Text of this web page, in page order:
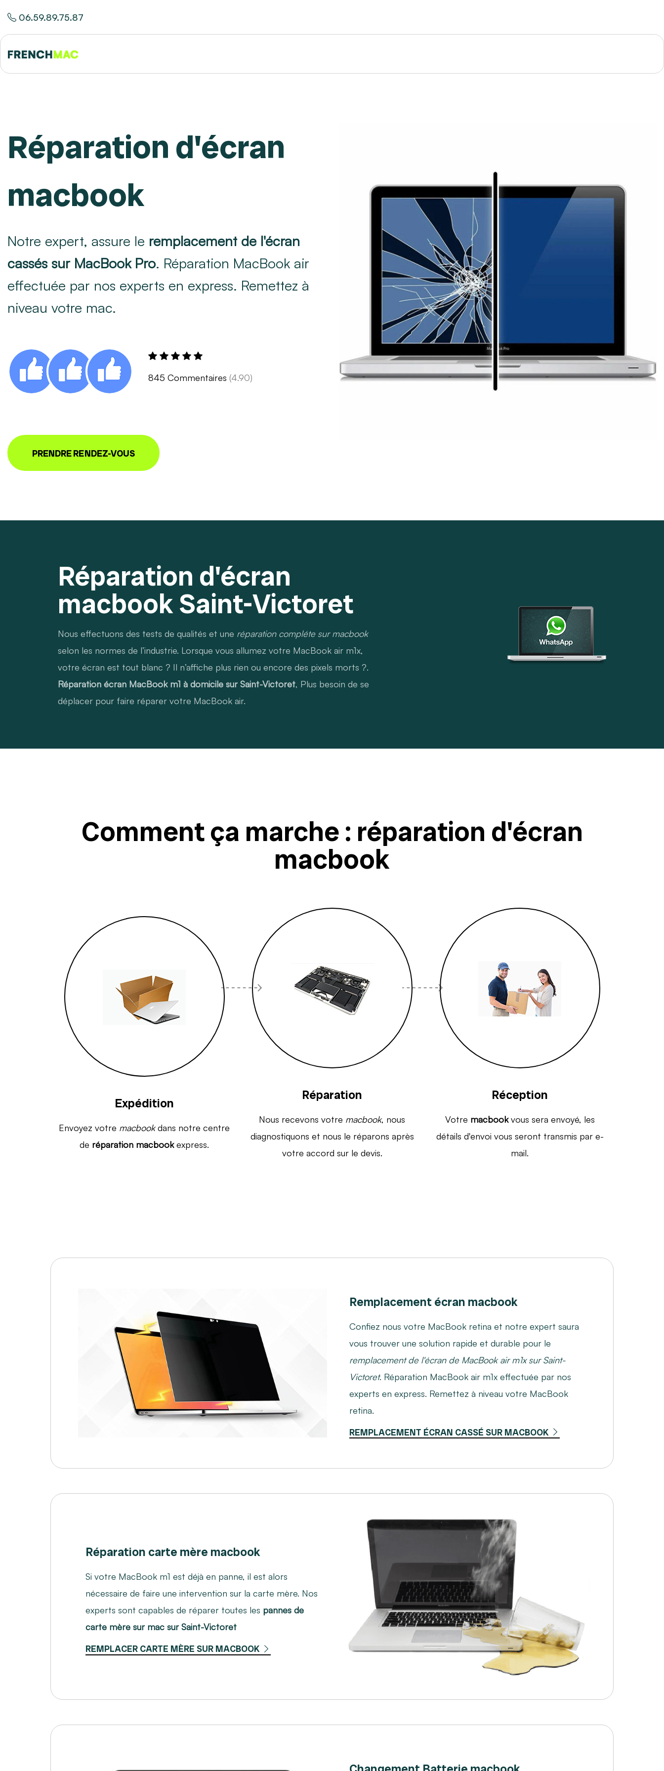
06.59.89.75.87
Réparation d'écran
macbook
Notre expert, assure le remplacement de l'écran
cassés sur MacBook Pro. Réparation MacBook air
effectuée par nos experts en express. Remettez à
niveau votre mac.
845 Commentaires (4.90)
PRENDRE RENDEZ-VOUS
Réparation d'écran
macbook Saint-Victoret
Nous effectuons des tests de qualités et une réparation compléte sur macbook
selon les normes de l’industrie. Lorsque vous allumez votre MacBook air m1x,
votre écran est tout blanc ? Il n’affiche plus rien ou encore des pixels morts ?.
Réparation écran MacBook m1 à domicile sur Saint-Victoret, Plus besoin de se
déplacer pour faire réparer votre MacBook air.
Comment ça marche : réparation d'écran
macbook
Expédition
Envoyez votre macbookdans notre centre
de réparation macbookexpress.
Réparation
Nous recevons votre macbook, nous
diagnostiquons et nous le réparons après
votre accord sur le devis.
Réception
Votre macbookvous sera envoyé, les
détails d'envoi vous seront transmis par e-
mail.
Remplacement écran macbook
Confiez nous votre MacBook retina et notre expert saura
vous trouver une solution rapide et durable pour le
remplacement de l'écran de MacBook air m1x sur Saint-
Victoret. Réparation MacBook air m1x effectuée par nos
experts en express. Remettez à niveau votre MacBook
retina.
REMPLACEMENT ÉCRAN CASSÉ SUR MACBOOK
Réparation carte mère macbook
Si votre MacBook m1 est déjà en panne, il est alors
nécessaire de faire une intervention sur la carte mère. Nos
experts sont capables de réparer toutes les pannes de
carte mère sur mac sur Saint-Victoret
REMPLACER CARTE MÈRE SUR MACBOOK